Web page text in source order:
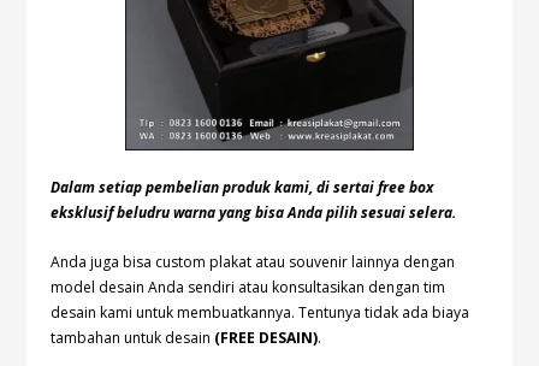
Dalam setiap pembelian produk kami, di sertai free box
eksklusif beludru warna yang bisa Anda pilih sesuai selera.
Anda juga bisa custom plakat atau souvenir lainnya dengan
model desain Anda sendiri atau konsultasikan dengan tim
desain kami untuk membuatkannya. Tentunya tidak ada biaya
tambahan untuk desain (FREE DESAIN).